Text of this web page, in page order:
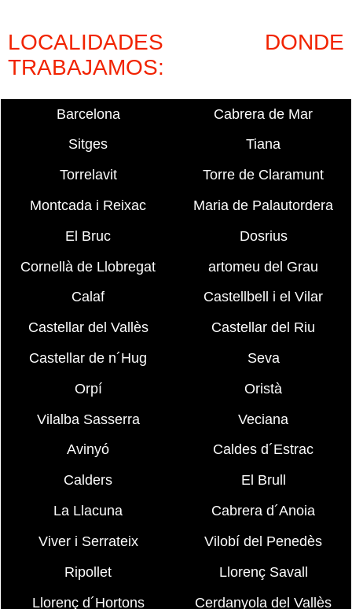
LOCALIDADES DONDE
TRABAJAMOS:
Barcelona
Cabrera de Mar
Sitges
Tiana
Torrelavit
Torre de Claramunt
Montcada i Reixac
Maria de Palautordera
El Bruc
Dosrius
Cornellà de Llobregat
artomeu del Grau
Calaf
Castellbell i el Vilar
Castellar del Vallès
Castellar del Riu
Castellar de n´Hug
Seva
Orpí
Oristà
Vilalba Sasserra
Veciana
Avinyó
Caldes d´Estrac
Calders
El Brull
La Llacuna
Cabrera d´Anoia
Viver i Serrateix
Vilobí del Penedès
Ripollet
Llorenç Savall
Llorenç d´Hortons
Cerdanyola del Vallès